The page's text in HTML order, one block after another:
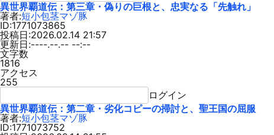
異世界覇道伝：第三章・偽りの巨根と、忠実なる「先触れ」
著者:短小包茎マゾ豚
ID:1771073865
投稿日:2026.02.14 21:57
更新日:----.--.-- --:--
文字数
1816
アクセス
255
ログイン
異世界覇道伝：第二章・劣化コピーの掃討と、聖王国の屈服
著者:短小包茎マゾ豚
ID:1771073752